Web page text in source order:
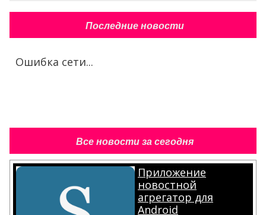
Последние новости
Ошибка сети...
Все новости за сегодня
Приложение
новостной
агрегатор для
Android